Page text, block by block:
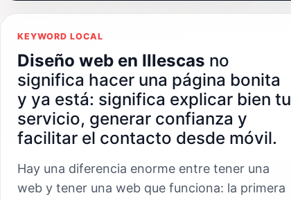
KEYWORD LOCAL
Diseño web en Illescas no
significa hacer una página bonita
y ya está: significa explicar bien tu
servicio, generar confianza y
facilitar el contacto desde móvil.
Hay una diferencia enorme entre tener una
web y tener una web que funciona: la primera